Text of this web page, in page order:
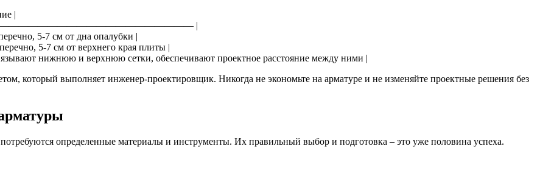
|
|
5-7 см от дна опалубки |
5-7 см от верхнего края плиты |
нижнюю и верхнюю сетки, обеспечивают проектное расстояние между ними |
который выполняет инженер-проектировщик. Никогда не экономьте на арматуре и не изменяйте проектные решения без
определенные материалы и инструменты. Их правильный выбор и подготовка – это уже половина успеха.